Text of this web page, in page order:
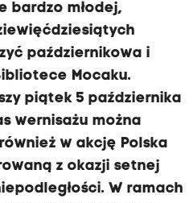
bardzo młodej,
październikowa i
Mocaku.
piątek 5 października
wernisażu można
w akcję Polska
z okazji setnej
W ramach